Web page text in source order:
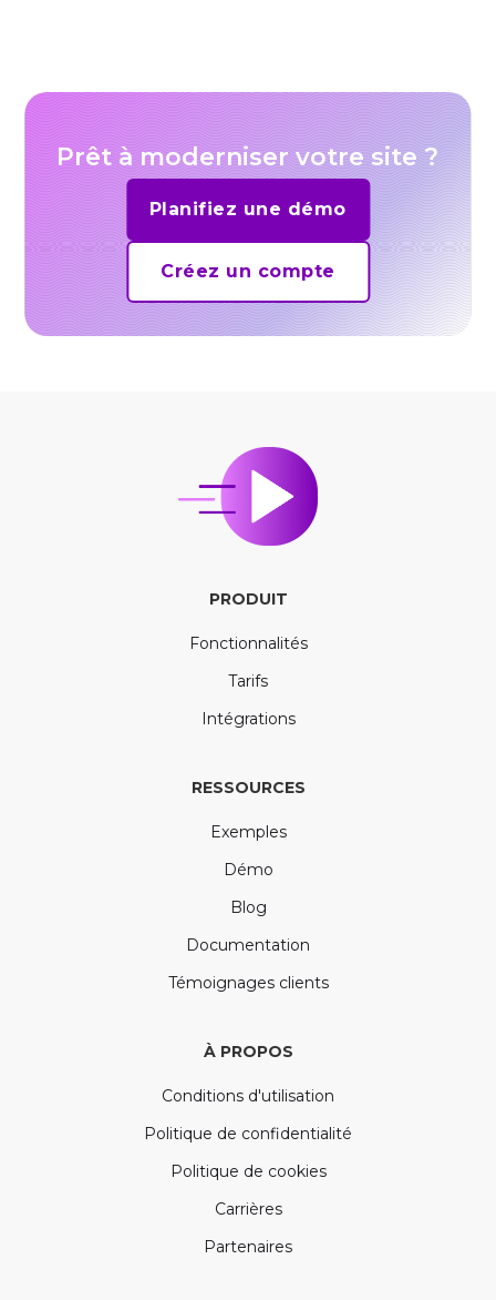
Prêt à moderniser votre site ?
Planifiez une démo
Créez un compte
PRODUIT
Fonctionnalités
Tarifs
Intégrations
RESSOURCES
Exemples
Démo
Blog
Documentation
Témoignages clients
À PROPOS
Conditions d'utilisation
Politique de confidentialité
Politique de cookies
Carrières
Partenaires